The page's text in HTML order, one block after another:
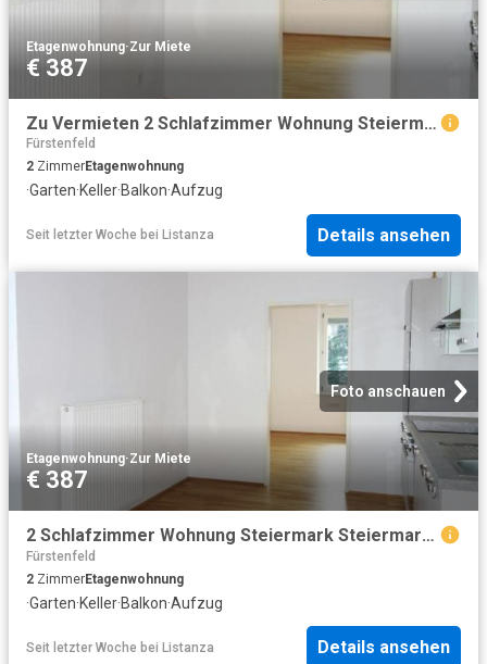
Etagenwohnung·Zur Miete
€ 387
Zu Vermieten 2 Schlafzimmer Wohnung Steiermark Steiermark DS104473890
Fürstenfeld
2 ZimmerEtagenwohnung
·Garten·Keller·Balkon·Aufzug
Seit letzter Woche bei Listanza Details ansehen
Foto anschauen
Etagenwohnung·Zur Miete
€ 387
2 Schlafzimmer Wohnung Steiermark Steiermark 104473890
Fürstenfeld
2 ZimmerEtagenwohnung
·Garten·Keller·Balkon·Aufzug
Seit letzter Woche bei Listanza Details ansehen